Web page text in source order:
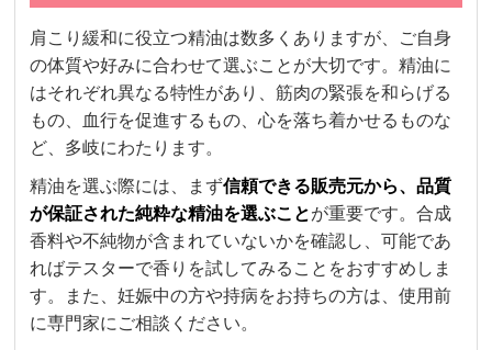
肩こり緩和に役立つ精油は数多くありますが、ご自身
の体質や好みに合わせて選ぶことが大切です。精油に
はそれぞれ異なる特性があり、筋肉の緊張を和らげる
もの、血行を促進するもの、心を落ち着かせるものな
ど、多岐にわたります。
精油を選ぶ際には、まず信頼できる販売元から、品質
が保証された純粋な精油を選ぶことが重要です。合成
香料や不純物が含まれていないかを確認し、可能であ
ればテスターで香りを試してみることをおすすめしま
す。また、妊娠中の方や持病をお持ちの方は、使用前
に専門家にご相談ください。